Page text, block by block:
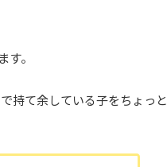
。
持て余している子をちょっと